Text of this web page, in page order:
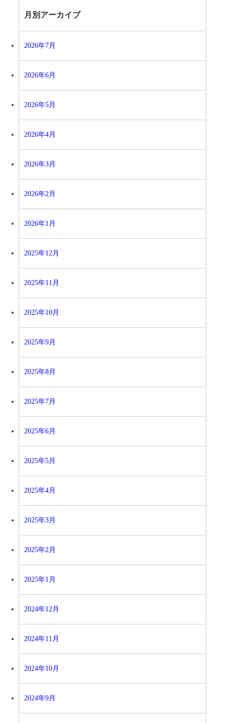
月別アーカイブ
2026年7月
2026年6月
2026年5月
2026年4月
2026年3月
2026年2月
2026年1月
2025年12月
2025年11月
2025年10月
2025年9月
2025年8月
2025年7月
2025年6月
2025年5月
2025年4月
2025年3月
2025年2月
2025年1月
2024年12月
2024年11月
2024年10月
2024年9月